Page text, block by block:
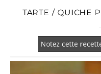
TARTE / QUICHE
Notez cette